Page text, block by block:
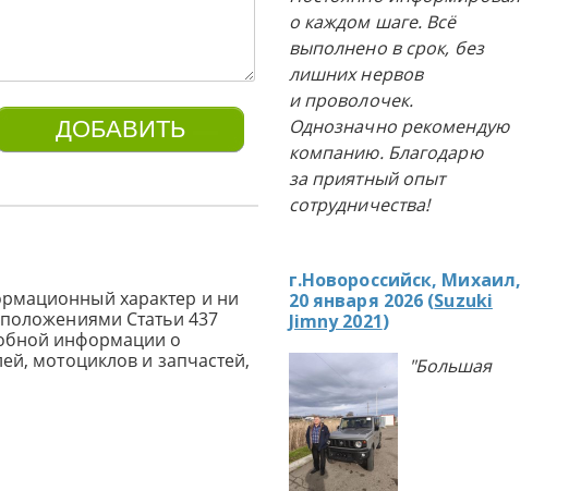
характер и ни
Статьи 437
информации о
мотоциклов и запчастей,
о каждом шаге. Всё
выполнено в срок, без
лишних нервов
и проволочек.
Однозначно рекомендую
компанию. Благодарю
за приятный опыт
сотрудничества!
г.Новороссийск, Михаил,
20 января 2026 (Suzuki
Jimny 2021)
"Большая